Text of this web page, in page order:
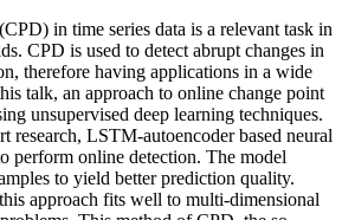
in time series data is a relevant task in
CPD is used to detect abrupt changes in
therefore having applications in a wide
talk, an approach to online change point
unsupervised deep learning techniques.
research, LSTM-autoencoder based neural
perform online detection. The model
to yield better prediction quality.
approach fits well to multi-dimensional